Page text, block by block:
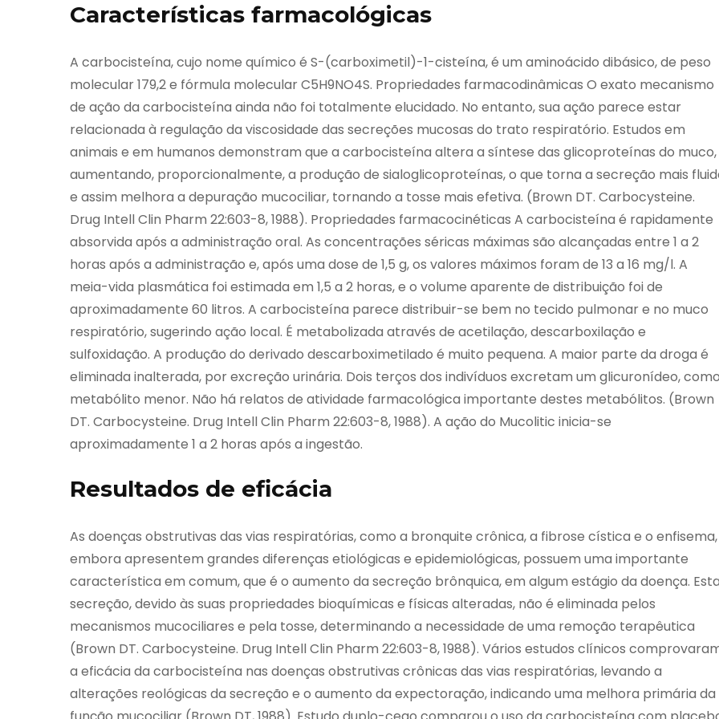
Características farmacológicas
A carbocisteína, cujo nome químico é S-(carboximetil)-1-cisteína, é um aminoácido dibásico, de peso
molecular 179,2 e fórmula molecular C5H9NO4S. Propriedades farmacodinâmicas O exato mecanismo
de ação da carbocisteína ainda não foi totalmente elucidado. No entanto, sua ação parece estar
relacionada à regulação da viscosidade das secreções mucosas do trato respiratório. Estudos em
animais e em humanos demonstram que a carbocisteína altera a síntese das glicoproteínas do muco,
aumentando, proporcionalmente, a produção de sialoglicoproteínas, o que torna a secreção mais
e assim melhora a depuração mucociliar, tornando a tosse mais efetiva. (Brown DT. Carbocysteine.
Drug Intell Clin Pharm 22:603-8, 1988). Propriedades farmacocinéticas A carbocisteína é rapidamente
absorvida após a administração oral. As concentrações séricas máximas são alcançadas entre 1 a 2
horas após a administração e, após uma dose de 1,5 g, os valores máximos foram de 13 a 16 mg/l. A
meia-vida plasmática foi estimada em 1,5 a 2 horas, e o volume aparente de distribuição foi de
aproximadamente 60 litros. A carbocisteína parece distribuir-se bem no tecido pulmonar e no muco
respiratório, sugerindo ação local. É metabolizada através de acetilação, descarboxilação e
sulfoxidação. A produção do derivado descarboximetilado é muito pequena. A maior parte da droga é
eliminada inalterada, por excreção urinária. Dois terços dos indivíduos excretam um glicuronídeo,
metabólito menor. Não há relatos de atividade farmacológica importante destes metabólitos. (Brown
DT. Carbocysteine. Drug Intell Clin Pharm 22:603-8, 1988). A ação do Mucolitic inicia-se
aproximadamente 1 a 2 horas após a ingestão.
Resultados de eficácia
As doenças obstrutivas das vias respiratórias, como a bronquite crônica, a fibrose cística e o enfisema,
embora apresentem grandes diferenças etiológicas e epidemiológicas, possuem uma importante
característica em comum, que é o aumento da secreção brônquica, em algum estágio da doença.
secreção, devido às suas propriedades bioquímicas e físicas alteradas, não é eliminada pelos
mecanismos mucociliares e pela tosse, determinando a necessidade de uma remoção terapêutica
(Brown DT. Carbocysteine. Drug Intell Clin Pharm 22:603-8, 1988). Vários estudos clínicos
a eficácia da carbocisteína nas doenças obstrutivas crônicas das vias respiratórias, levando a
alterações reológicas da secreção e o aumento da expectoração, indicando uma melhora primária da